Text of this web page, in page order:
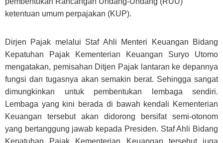
ketentuan umum perpajakan (KUP).
Dirjen Pajak melalui Staf Ahli Menteri Keuangan Bidang
Kepatuhan Pajak Kementerian Keuangan Suryo Utomo
mengatakan, pemisahan Ditjen Pajak lantaran ke depannya
fungsi dan tugasnya akan semakin berat. Sehingga sangat
dimungkinkan untuk pembentukan lembaga sendiri.
Lembaga yang kini berada di bawah kendali Kementerian
Keuangan tersebut akan didorong bersifat semi-otonom
yang bertanggung jawab kepada Presiden. Staf Ahli Bidang
Kepatuhan Pajak Kementerian Keuangan tersebut juga